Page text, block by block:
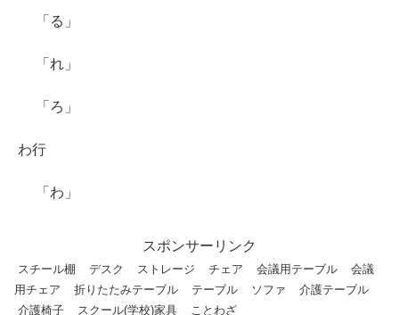
「る」
「れ」
「ろ」
わ行
「わ」
スポンサーリンク
スチール棚 デスク ストレージ チェア 会議用テーブル
会議
用チェア
折りたたみテーブル テーブル ソファ
介護テーブル
介護椅子
スクール(学校)家具 ことわざ